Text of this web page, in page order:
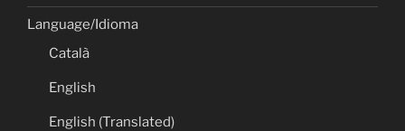
Language/Idioma
Català
English
English (Translated)